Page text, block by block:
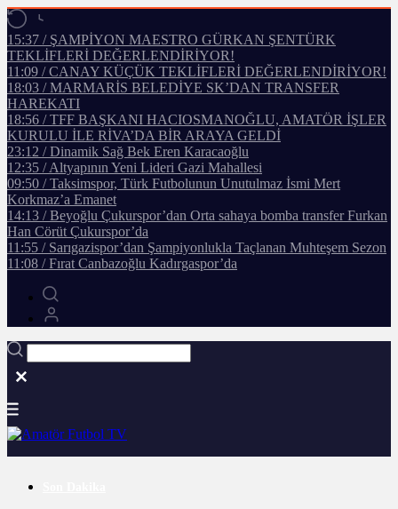
15:37 / ŞAMPİYON MAESTRO GÜRKAN ŞENTÜRK
TEKLİFLERİ DEĞERLENDİRİYOR!
11:09 / CANAY KÜÇÜK TEKLİFLERİ DEĞERLENDİRİYOR!
18:03 / MARMARİS BELEDİYE SK’DAN TRANSFER
HAREKATI
18:56 / TFF BAŞKANI HACIOSMANOĞLU, AMATÖR İŞLER
KURULU İLE RİVA’DA BİR ARAYA GELDİ
23:12 / Dinamik Sağ Bek Eren Karacaoğlu
12:35 / Altyapının Yeni Lideri Gazi Mahallesi
09:50 / Taksimspor, Türk Futbolunun Unutulmaz İsmi Mert
Korkmaz’a Emanet
14:13 / Beyoğlu Çukurspor’dan Orta sahaya bomba transfer Furkan
Han Cörüt Çukurspor’da
11:55 / Sarıgazispor’dan Şampiyonlukla Taçlanan Muhteşem Sezon
11:08 / Fırat Canbazoğlu Kadırgaspor’da